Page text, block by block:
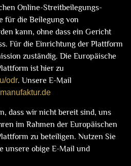
Online-Streitbeilegungs-
für die Beilegung von
kann, ohne dass ein Gericht
Für die Einrichtung der Plattform
zuständig. Die Europäische
ist hier zu
odr. Unsere E-Mail
dass wir nicht bereit sind, uns
im Rahmen der Europäischen
zu beteiligen. Nutzen Sie
unsere obige E-Mail und